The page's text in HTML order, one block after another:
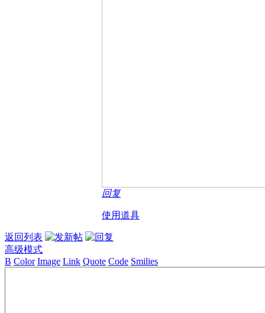
回复
使用道具
返回列表
高级模式
B Color Image Link Quote Code Smilies